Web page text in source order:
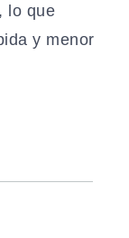
lo que
y menor